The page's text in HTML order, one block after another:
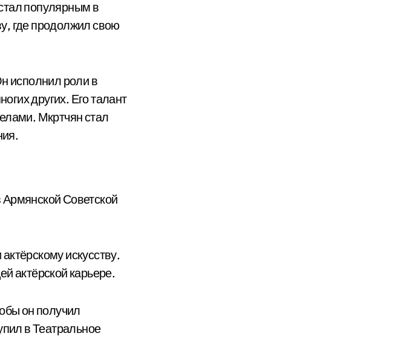
популярным в
где продолжил свою
исполнил роли в
других. Его талант
Мкртчян стал
Советской
искусству.
актёрской карьере.
он получил
в Театральное